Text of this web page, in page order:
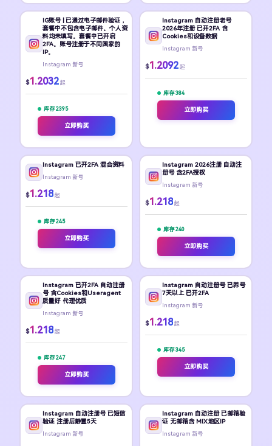
IG账号 | 已通过电子邮件验证，
套餐中不包含电子邮件。个人资
料均未填写。套餐中已开启
2FA。账号注册于不同国家的
IP。
Instagram 新号
$1.2032 起
库存 2395
立即购买
Instagram 自动注册老号
2026年注册 已开2FA 含
Cookies和设备数据
Instagram 新号
$1.2092 起
库存 384
立即购买
Instagram 已开2FA 混合资料
Instagram 新号
$1.218 起
库存 245
立即购买
Instagram 2026注册 自动注
册号 含2FA授权
Instagram 新号
$1.218 起
库存 240
立即购买
Instagram 已开2FA 自动注册
号 含Cookies和Useragent
质量好 代理优质
Instagram 新号
$1.218 起
库存 247
立即购买
Instagram 自动注册号 已养号
7天以上 已开2FA
Instagram 新号
$1.218 起
库存 345
立即购买
Instagram 自动注册号 已短信
验证 注册后静置5天
Instagram 新号
Instagram 自动注册 已邮箱验
证 无邮箱含 MIX地区IP
Instagram 新号